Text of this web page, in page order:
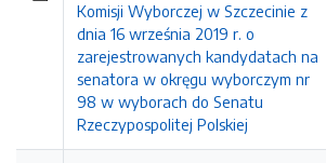
Komisji Wyborczej w Szczecinie z
dnia 16 września 2019 r. o
zarejestrowanych kandydatach na
senatora w okręgu wyborczym nr
98 w wyborach do Senatu
Rzeczypospolitej Polskiej